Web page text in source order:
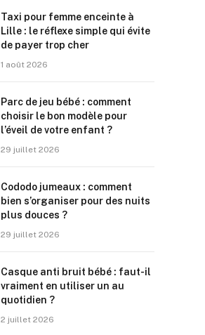
Taxi pour femme enceinte à
Lille : le réflexe simple qui évite
de payer trop cher
1 août 2026
Parc de jeu bébé : comment
choisir le bon modèle pour
l’éveil de votre enfant ?
29 juillet 2026
Cododo jumeaux : comment
bien s’organiser pour des nuits
plus douces ?
29 juillet 2026
Casque anti bruit bébé : faut-il
vraiment en utiliser un au
quotidien ?
2 juillet 2026